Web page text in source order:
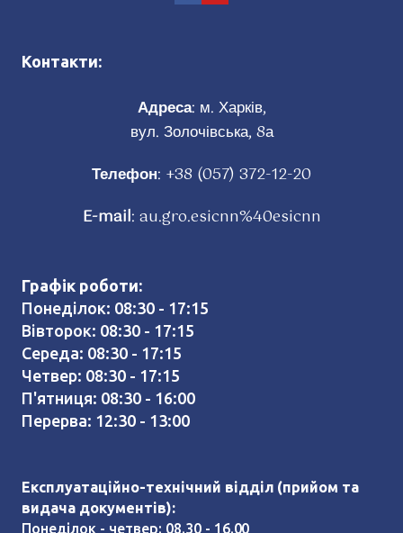
Контакти:
Адреса: м. Харків,
вул. Золочівська, 8а
Телефон: +38 (057) 372-12-20
E-mail: au.gro.esicnn%40esicnn
Графік роботи:
Понеділок: 08:30 - 17:15
Вівторок: 08:30 - 17:15
Середа: 08:30 - 17:15
Четвер: 08:30 - 17:15
П'ятниця: 08:30 - 16:00
Перерва: 12:30 - 13:00
Експлуатаційно-технічний відділ (прийом та
видача документів):
Понеділок - четвер: 08.30 - 16.00